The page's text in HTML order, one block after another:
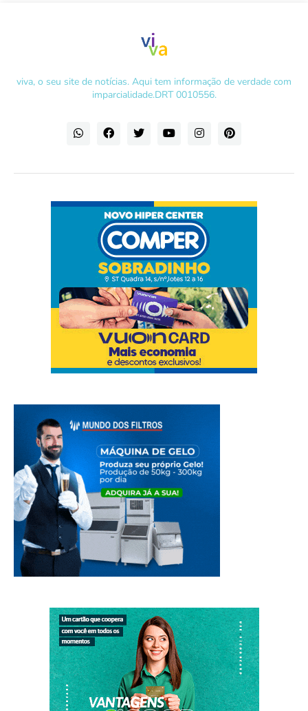
viva, o seu site de notícias. Aqui tem informação de verdade com
imparcialidade.DRT 0010556.